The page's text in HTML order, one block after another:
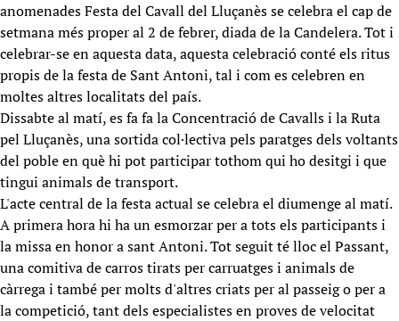
anomenades Festa del Cavall del Lluçanès se celebra el cap de
setmana més proper al 2 de febrer, diada de la Candelera. Tot i
celebrar-se en aquesta data, aquesta celebració conté els ritus
propis de la festa de Sant Antoni, tal i com es celebren en
moltes altres localitats del país.
Dissabte al matí, es fa fa la Concentració de Cavalls i la Ruta
pel Lluçanès, una sortida col·lectiva pels paratges dels voltants
del poble en què hi pot participar tothom qui ho desitgi i que
tingui animals de transport.
L'acte central de la festa actual se celebra el diumenge al matí.
A primera hora hi ha un esmorzar per a tots els participants i
la missa en honor a sant Antoni. Tot seguit té lloc el Passant,
una comitiva de carros tirats per carruatges i animals de
càrrega i també per molts d'altres criats per al passeig o per a
la competició, tant dels especialistes en proves de velocitat